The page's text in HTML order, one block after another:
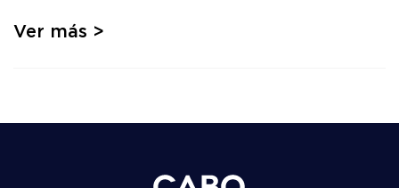
Ver más >